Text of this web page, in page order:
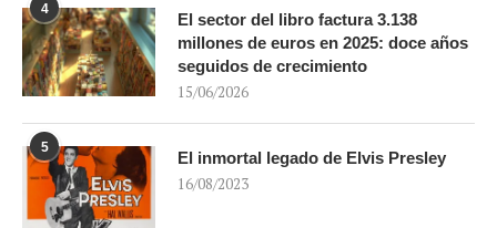
4
El sector del libro factura 3.138
millones de euros en 2025: doce años
seguidos de crecimiento
15/06/2026
5
El inmortal legado de Elvis Presley
16/08/2023